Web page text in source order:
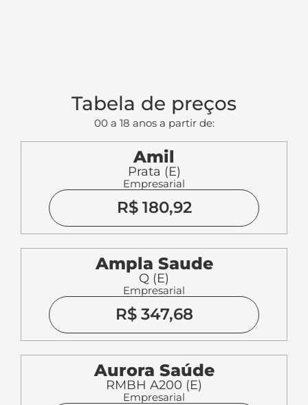
Tabela de preços
00 a 18 anos a partir de:
Amil
Prata (E)
Empresarial
R$ 180,92
Ampla Saude
Q (E)
Empresarial
R$ 347,68
Aurora Saúde
RMBH A200 (E)
Empresarial